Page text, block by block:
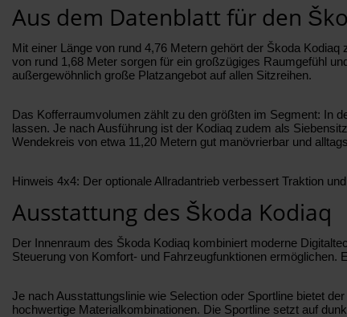
Aus dem Datenblatt für den
Mit einer Länge von rund 4,76 Metern gehört der Škoda
von rund 1,68 Meter sorgen für ein großzügiges Raumgefühl
außergewöhnlich große Platzangebot auf allen Sitzreihen.
Das Kofferraumvolumen zählt zu den größten im Segment: In
lassen. Je nach Ausführung ist der Kodiaq zudem als
Wendekreis von etwa 11,20 Metern gut manövrierbar und
Hinweis 4x4: Der optionale Allradantrieb verbessert Traktion
Ausstattung des Škoda Kodiaq
Der Innenraum des Škoda Kodiaq kombiniert moderne
Steuerung von Komfort- und Fahrzeugfunktionen
Je nach Ausstattungslinie wie Selection oder Sportline bietet
hochwertige Materialkombinationen. Die Sportline setzt auf